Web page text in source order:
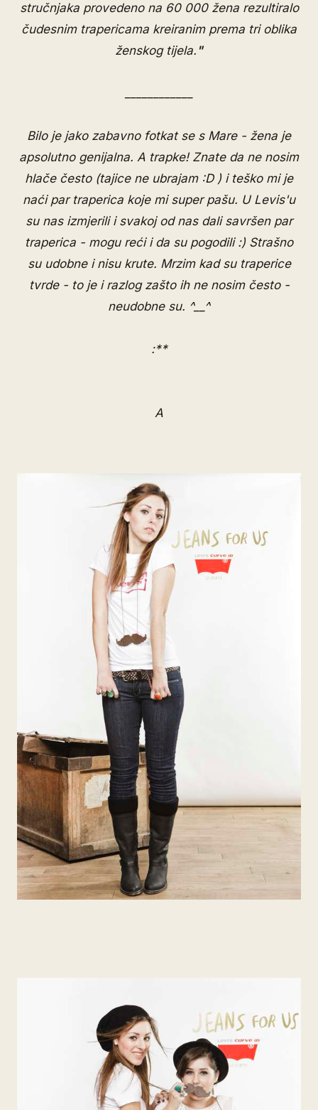
stručnjaka provedeno na 60 000 žena rezultiralo
čudesnim trapericama kreiranim prema tri oblika
ženskog tijela. "
Bilo je jako zabavno fotkat se s Mare - žena je
apsolutno genijalna. A trapke! Znate da ne nosim
hlače često (tajice ne ubrajam :D ) i teško mi je
naći par traperica koje mi super pašu. U Levis'u
su nas izmjerili i svakoj od nas dali savršen par
traperica - mogu reći i da su pogodili :) Strašno
su udobne i nisu krute. Mrzim kad su traperice
tvrde - to je i razlog zašto ih ne nosim često -
neudobne su. ^__^
:**
A